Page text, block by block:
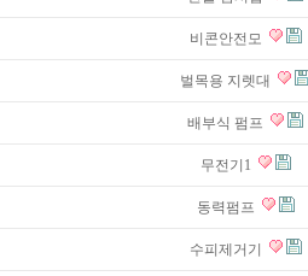
비콘안전모
벌목용 지렛대
배부식 펌프
무전기1
동력펌프
수피제거기